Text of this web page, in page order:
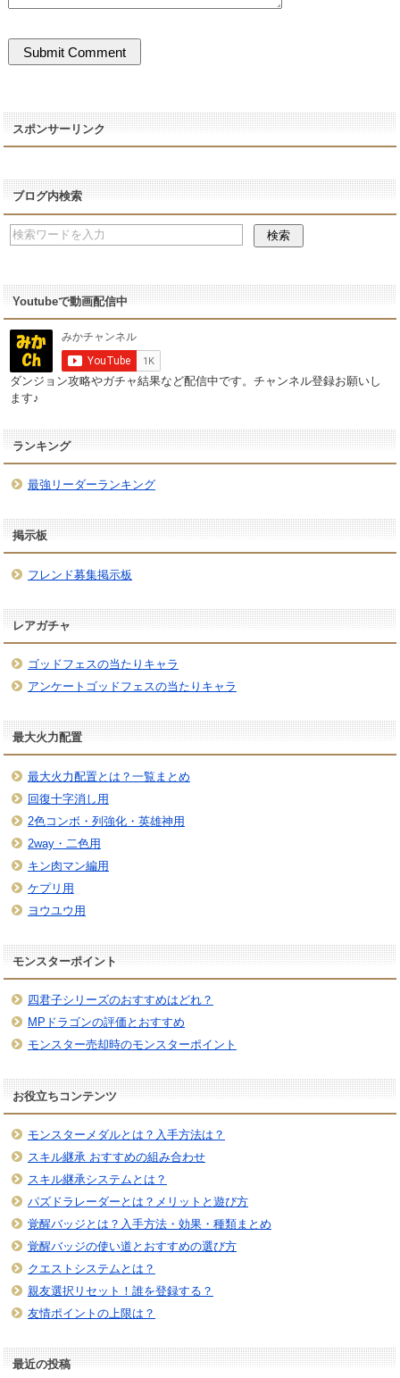
スポンサーリンク
ブログ内検索
Youtubeで動画配信中
ダンジョン攻略やガチャ結果など配信中です。チャンネル登録お願いし
ます♪
ランキング
最強リーダーランキング
掲示板
フレンド募集掲示板
レアガチャ
ゴッドフェスの当たりキャラ
アンケートゴッドフェスの当たりキャラ
最大火力配置
最大火力配置とは？一覧まとめ
回復十字消し用
2色コンボ・列強化・英雄神用
2way・二色用
キン肉マン編用
ケプリ用
ヨウユウ用
モンスターポイント
四君子シリーズのおすすめはどれ？
MPドラゴンの評価とおすすめ
モンスター売却時のモンスターポイント
お役立ちコンテンツ
モンスターメダルとは？入手方法は？
スキル継承 おすすめの組み合わせ
スキル継承システムとは？
パズドラレーダーとは？メリットと遊び方
覚醒バッジとは？入手方法・効果・種類まとめ
覚醒バッジの使い道とおすすめの選び方
クエストシステムとは？
親友選択リセット！誰を登録する？
友情ポイントの上限は？
最近の投稿